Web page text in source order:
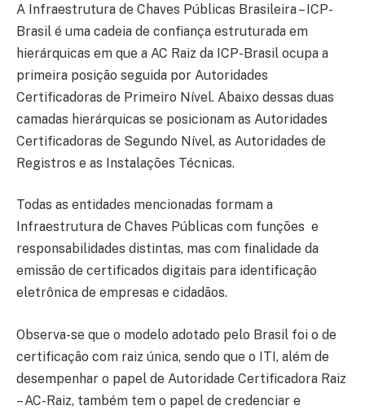
A Infraestrutura de Chaves Públicas Brasileira – ICP-
Brasil é uma cadeia de confiança estruturada em
hierárquicas em que a AC Raiz da ICP-Brasil ocupa a
primeira posição seguida por Autoridades
Certificadoras de Primeiro Nível. Abaixo dessas duas
camadas hierárquicas se posicionam as Autoridades
Certificadoras de Segundo Nível, as Autoridades de
Registros e as Instalações Técnicas.
Todas as entidades mencionadas formam a
Infraestrutura de Chaves Públicas com funções e
responsabilidades distintas, mas com finalidade da
emissão de certificados digitais para identificação
eletrônica de empresas e cidadãos.
Observa-se que o modelo adotado pelo Brasil foi o de
certificação com raiz única, sendo que o ITI, além de
desempenhar o papel de Autoridade Certificadora Raiz
– AC-Raiz, também tem o papel de credenciar e